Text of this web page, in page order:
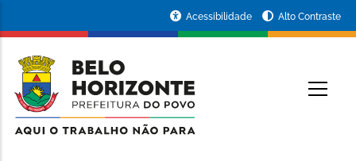
conteúdo
principal
da
Prefeitura
de
Acessibilidade Alto Contraste